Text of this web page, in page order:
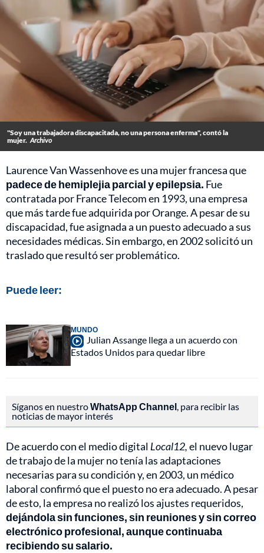
"Soy una trabajadora discapacitada, no una persona enferma", contó la
mujer. Archivo
Laurence Van Wassenhove es una mujer francesa que
padece de hemiplejia parcial y epilepsia. Fue
contratada por France Telecom en 1993, una empresa
que más tarde fue adquirida por Orange. A pesar de su
discapacidad, fue asignada a un puesto adecuado a sus
necesidades médicas. Sin embargo, en 2002 solicitó un
traslado que resultó ser problemático.
Puede leer:
MUNDO
Julian Assange llega a un acuerdo con
Estados Unidos para quedar libre
Síganos en nuestroWhatsApp Channel, para recibir las
noticias de mayor interés
De acuerdo con el medio digital Local12,el nuevo lugar
de trabajo de la mujer no tenía las adaptaciones
necesarias para su condición y, en 2003, un médico
laboral confirmó que el puesto no era adecuado. A pesar
de esto, la empresa no realizó los ajustes requeridos,
dejándola sin funciones, sin reuniones y sin correo
electrónico profesional, aunque continuaba
recibiendo su salario.